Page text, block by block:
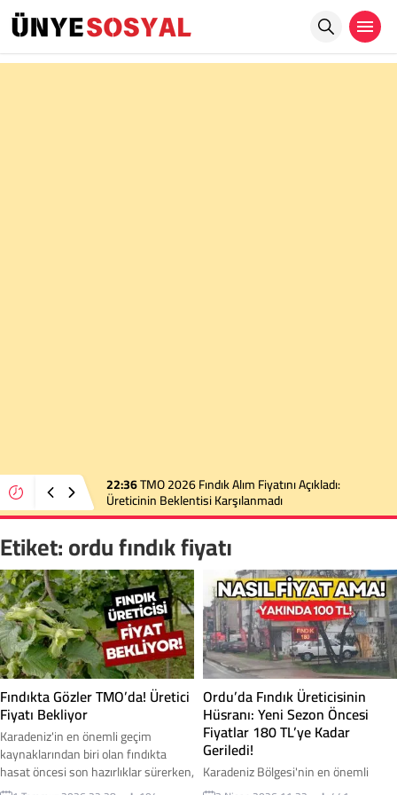
22:36TMO 2026 Fındık Alım Fiyatını Açıkladı:
Üreticinin Beklentisi Karşılanmadı
Etiket:ordu fındık fiyatı
Fındıkta Gözler TMO’da! Üretici
Fiyatı Bekliyor
Karadeniz'in en önemli geçim
kaynaklarından biri olan fındıkta
hasat öncesi son hazırlıklar sürerken,
üreticilerin gözü Toprak Mahsulleri
Ordu’da Fındık Üreticisinin
Hüsranı: Yeni Sezon Öncesi
Fiyatlar 180 TL’ye Kadar
Geriledi!
Karadeniz Bölgesi'nin en önemli
geçim kaynağı ve "yeşil altını" olan